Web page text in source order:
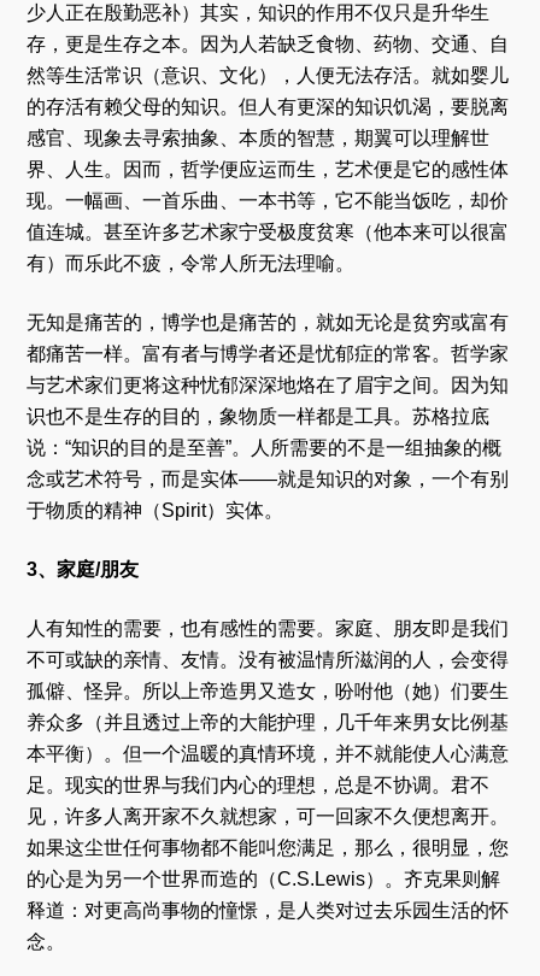
少人正在殷勤恶补）其实，知识的作用不仅只是升华生
存，更是生存之本。因为人若缺乏食物、药物、交通、自
然等生活常识（意识、文化），人便无法存活。就如婴儿
的存活有赖父母的知识。但人有更深的知识饥渴，要脱离
感官、现象去寻索抽象、本质的智慧，期翼可以理解世
界、人生。因而，哲学便应运而生，艺术便是它的感性体
现。一幅画、一首乐曲、一本书等，它不能当饭吃，却价
值连城。甚至许多艺术家宁受极度贫寒（他本来可以很富
有）而乐此不疲，令常人所无法理喻。
无知是痛苦的，博学也是痛苦的，就如无论是贫穷或富有
都痛苦一样。富有者与博学者还是忧郁症的常客。哲学家
与艺术家们更将这种忧郁深深地烙在了眉宇之间。因为知
识也不是生存的目的，象物质一样都是工具。苏格拉底
说：“知识的目的是至善”。人所需要的不是一组抽象的概
念或艺术符号，而是实体——就是知识的对象，一个有别
于物质的精神（Spirit）实体。
3、家庭/朋友
人有知性的需要，也有感性的需要。家庭、朋友即是我们
不可或缺的亲情、友情。没有被温情所滋润的人，会变得
孤僻、怪异。所以上帝造男又造女，吩咐他（她）们要生
养众多（并且透过上帝的大能护理，几千年来男女比例基
本平衡）。但一个温暖的真情环境，并不就能使人心满意
足。现实的世界与我们内心的理想，总是不协调。君不
见，许多人离开家不久就想家，可一回家不久便想离开。
如果这尘世任何事物都不能叫您满足，那么，很明显，您
的心是为另一个世界而造的（C.S.Lewis）。齐克果则解
释道：对更高尚事物的憧憬，是人类对过去乐园生活的怀
念。